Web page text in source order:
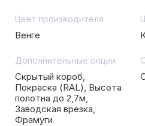
Цвет производителя
Венге
Дополнительные опции
Скрытый короб,
Покраска (RAL), Высота
полотна до 2,7м,
Заводская врезка,
Фрамуги